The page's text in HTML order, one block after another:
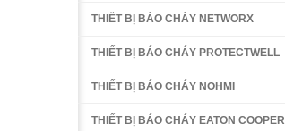
THIẾT BỊ BÁO CHÁY NETWORX
THIẾT BỊ BÁO CHÁY PROTECTWELL
THIẾT BỊ BÁO CHÁY NOHMI
THIẾT BỊ BÁO CHÁY EATON COOPER